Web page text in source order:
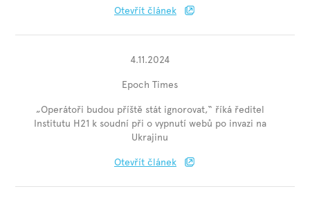
Otevřít článek
4.11.2024
Epoch Times
„Operátoři budou příště stát ignorovat,“ říká ředitel
Institutu H21 k soudní při o vypnutí webů po invazi na
Ukrajinu
Otevřít článek